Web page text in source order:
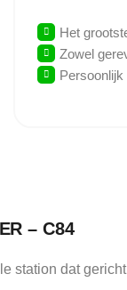
Het
Zowel
– C84
station dat